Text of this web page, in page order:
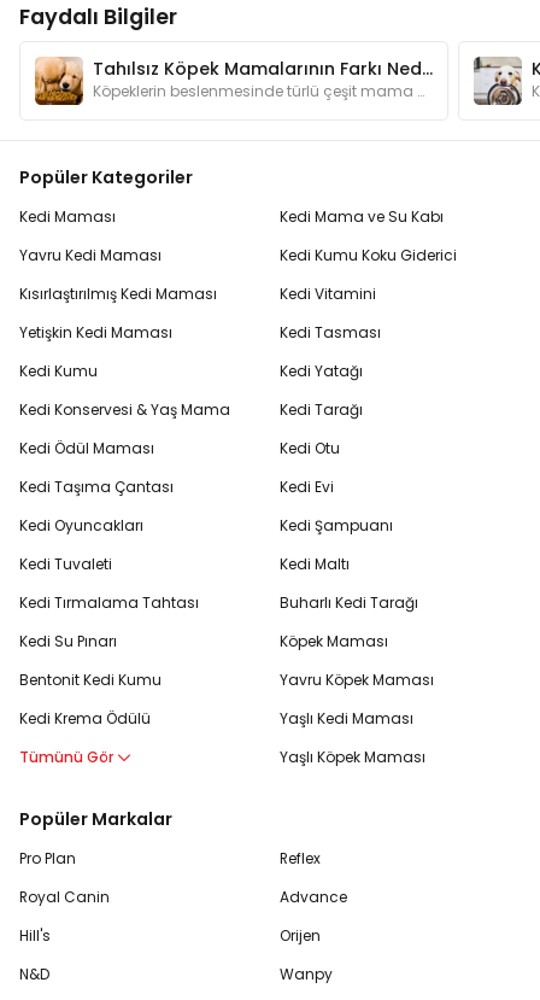
Faydalı Bilgiler
Tahılsız Köpek Mamalarının Farkı Nedir? Neden Kullanmalıyım?
Köpeklerin beslenmesinde türlü çeşit mama bulunmaktadır. Bu kadar mama çeşidinin arasında tahılsız mamaların özelliği nedir ve neden tercih edilir?
Popüler Kategoriler
Kedi Maması
Yavru Kedi Maması
Kısırlaştırılmış Kedi Maması
Yetişkin Kedi Maması
Kedi Kumu
Kedi Konservesi & Yaş Mama
Kedi Ödül Maması
Kedi Taşıma Çantası
Kedi Oyuncakları
Kedi Tuvaleti
Kedi Tırmalama Tahtası
Kedi Su Pınarı
Bentonit Kedi Kumu
Kedi Krema Ödülü
Tümünü Gör
Kedi Mama ve Su Kabı
Kedi Kumu Koku Giderici
Kedi Vitamini
Kedi Tasması
Kedi Yatağı
Kedi Tarağı
Kedi Otu
Kedi Evi
Kedi Şampuanı
Kedi Maltı
Buharlı Kedi Tarağı
Köpek Maması
Yavru Köpek Maması
Yaşlı Kedi Maması
Yaşlı Köpek Maması
Popüler Markalar
Pro Plan
Royal Canin
Hill's
N&D
Reflex
Advance
Orijen
Wanpy